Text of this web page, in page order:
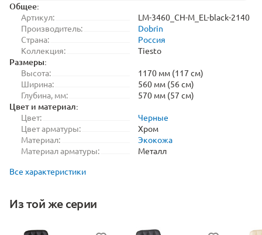
Общее:
Артикул:
LM-3460_CH-M_EL-black-2140
Производитель:
Dobrin
Страна:
Россия
Коллекция:
Tiesto
Размеры:
Высота:
1170 мм (117 см)
Ширина:
560 мм (56 см)
Глубина, мм:
570 мм (57 см)
Цвет и материал:
Цвет:
Черные
Цвет арматуры:
Хром
Материал:
Экокожа
Материал арматуры:
Металл
Все характеристики
Из той же серии